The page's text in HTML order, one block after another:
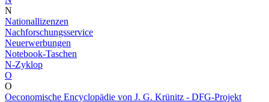
N
Nationallizenzen
Nachforschungsservice
Neuerwerbungen
Notebook-Taschen
N-Zyklop
O
O
Oeconomische Encyclopädie von J. G. Krünitz - DFG-Projekt